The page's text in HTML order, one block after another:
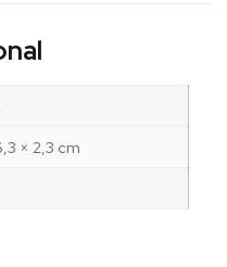
× 2,3 cm